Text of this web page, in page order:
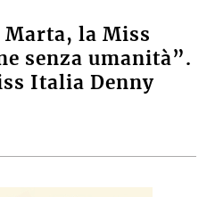
Marta, la Miss
senza umanità”.
Italia Denny